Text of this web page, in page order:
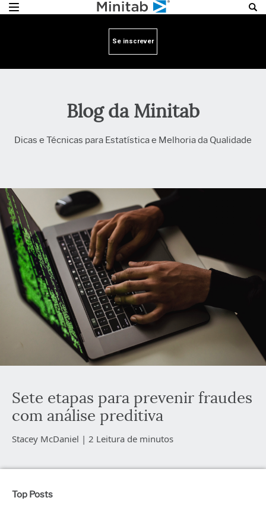
Se inscrever
Blog da Minitab
Dicas e Técnicas para Estatística e Melhoria da Qualidade
Sete etapas para prevenir fraudes
com análise preditiva
Stacey McDaniel | 2 Leitura de minutos
Top Posts